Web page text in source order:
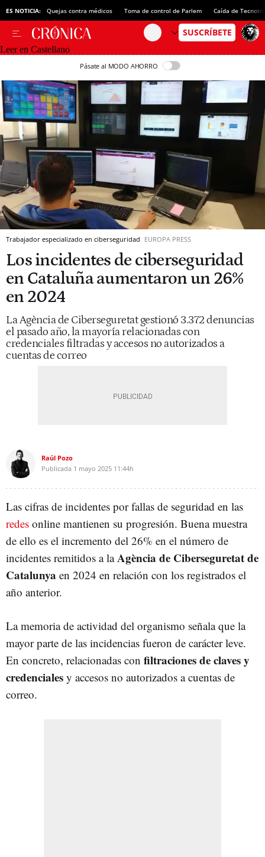
ES NOTICIA: Quejas contra médicos Toma de control de Parlem Caída de
Leer en Castellano
Pásate al MODO AHORRO
Trabajador especializado en ciberseguridad EUROPA PRESS
Los incidentes de ciberseguridad
en Cataluña aumentaron un 26%
en 2024
La Agència de Ciberseguretat gestionó 3.372 denuncias
el pasado año, la mayoría relacionadas con
credenciales filtradas y accesos no autorizados a
cuentas de correo
Raúl Pozo
Publicada 1 mayo 2025 11:44h
Las cifras de incidentes por fallas de seguridad en las
redes online mantienen su progresión. Buena muestra
de ello es el incremento del 26% en el número de
incidentes remitidos a laAgència de Ciberseguretat de
Catalunya en 2024 en relación con los registrados el
año anterior.
La memoria de actividad del organismo señala que la
mayor parte de las incidencias fueron de carácter leve.
En concreto, relacionadas con filtraciones de claves y
credenciales y accesos no autorizados a cuentas de
correo.